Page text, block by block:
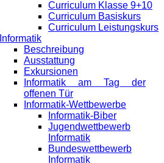
Curriculum Klasse 9+10
Curriculum Basiskurs
Curriculum Leistungskurs
Informatik
Beschreibung
Ausstattung
Exkursionen
Informatik am Tag der
offenen Tür
Informatik-Wettbewerbe
Informatik-Biber
Jugendwettbewerb
Informatik
Bundeswettbewerb
Informatik